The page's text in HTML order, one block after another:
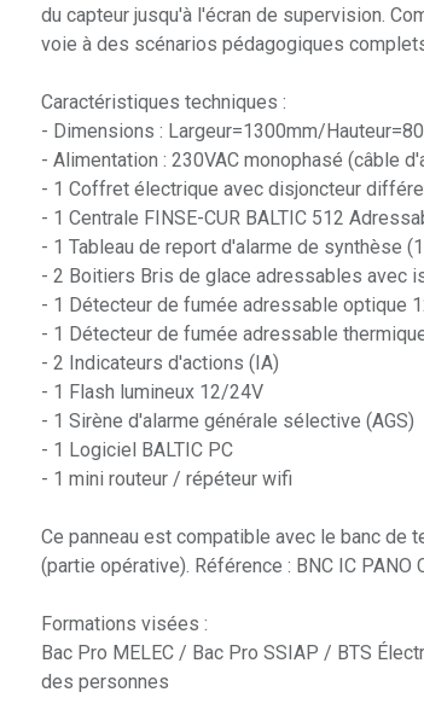
du capteur jusqu'à l'écran de supervision.
voie à des scénarios pédagogiques
Caractéristiques techniques :
- Dimensions : Largeur=1300mm/
- Alimentation : 230VAC monophasé (câble
- 1 Coffret électrique avec disjoncteur
- 1 Centrale FINSE-CUR BALTIC 512
- 1 Tableau de report d'alarme de synthèse
- 2 Boitiers Bris de glace adressables avec
- 1 Détecteur de fumée adressable optique
- 1 Détecteur de fumée adressable
- 2 Indicateurs d'actions (IA)
- 1 Flash lumineux 12/24V
- 1 Sirène d'alarme générale sélective (AGS)
- 1 Logiciel BALTIC PC
- 1 mini routeur / répéteur wifi
Ce panneau est compatible avec le banc de
(partie opérative). Référence : BNC IC PANO
Formations visées :
Bac Pro MELEC / Bac Pro SSIAP / BTS
des personnes